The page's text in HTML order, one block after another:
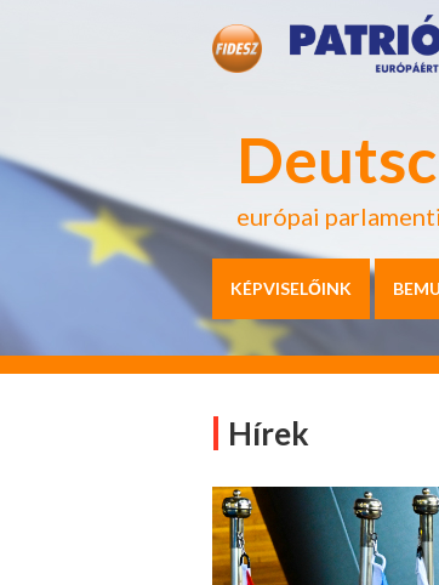
európai
KÉPVISELŐINK
Hírek